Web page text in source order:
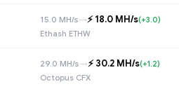
15.0 MH/s→⚡️ 18.0 MH/s(+3.0)
Ethash ETHW
29.0 MH/s→⚡️ 30.2 MH/s(+1.2)
Octopus CFX